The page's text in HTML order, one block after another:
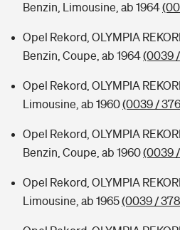
Benzin, Limousine, ab 1964
Opel Rekord, OLYMPIA
Benzin, Coupe, ab 1964(0039
Opel Rekord, OLYMPIA
Limousine, ab 1960(0039 /
Opel Rekord, OLYMPIA
Benzin, Coupe, ab 1960(0039
Opel Rekord, OLYMPIA
Limousine, ab 1965(0039 /